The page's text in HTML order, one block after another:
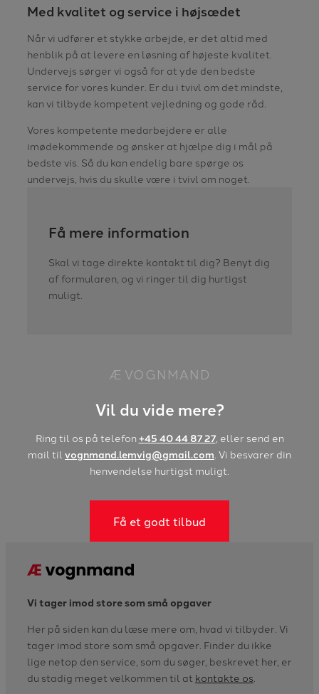
Med kvalitet og service i højsædet
Når vi udfører et stykke arbejde, er det altid med
henblik på at levere en løsning af højeste kvalitet.
Undervejs sørger vi også for at yde den bedste
service for vores kunder. Er du i tvivl om det mindste,
kan vi tilbyde kompetent vejledning og gode råd.
Vores kompetente medarbejdere er alle
imødekommende og ønsker at hjælpe dig i mål på
bedste vis. Så du kan endelig bare spørge os
undervejs, hvis du skulle være i tvivl om noget.
Få mere information
Skal vi tage direkte kontakt til dig? Benyt dig
af formularen, og vi ringer til dig hurtigst
muligt.
Æ VOGNMAND
Vil du vide mere?
Ring til os på telefon +45 40 44 87 27, eller send en
mail til vognmand.lemvig@gmail.com. Vi besvarer din
henvendelse hurtigst muligt.
Få et godt tilbud
Vi tager imod store som små opgaver
Her på siden kan du læse mere om, hvad vi tilbyder. Vi
tager imod store som små opgaver. Finder du ikke
lige netop den service, som du søger, beskrevet her, er
du stadig meget velkommen til at kontakte os